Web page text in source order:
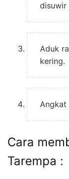
disuwir
Aduk
kering.
Angkat
Cara
Tarempa :